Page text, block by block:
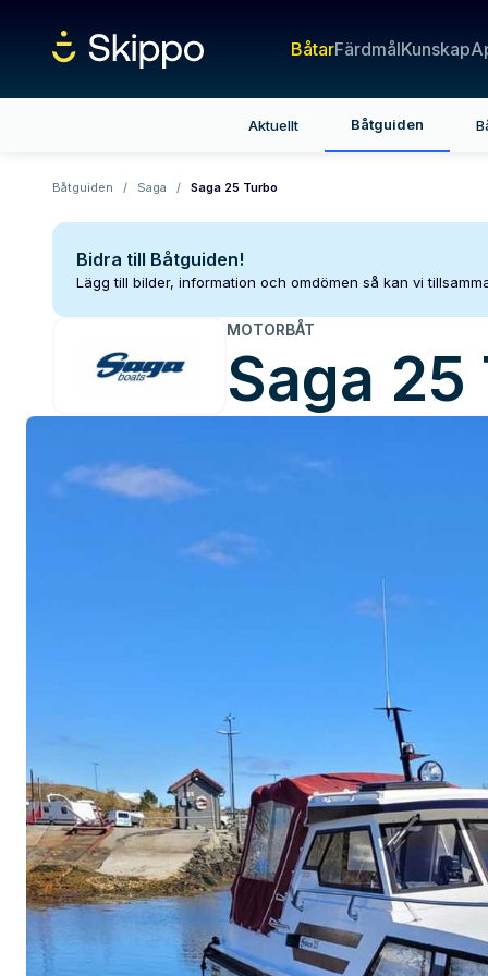
BåtarFärdmålKunskap
Aktuellt Båtguiden
Båtguiden / Saga / Saga 25 Turbo
Bidra till Båtguiden!
Lägg till bilder, information och omdömen så kan vi
MOTORBÅT
Saga 25